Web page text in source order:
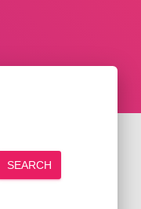
SEARCH